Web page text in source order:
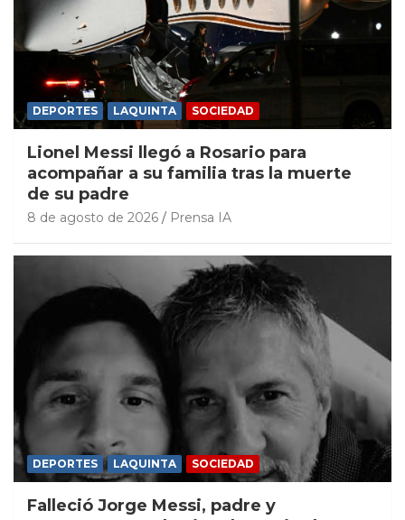
DEPORTES LAQUINTA SOCIEDAD
Lionel Messi llegó a Rosario para
acompañar a su familia tras la muerte
de su padre
8 de agosto de 2026 Prensa IA
DEPORTES LAQUINTA SOCIEDAD
Falleció Jorge Messi, padre y